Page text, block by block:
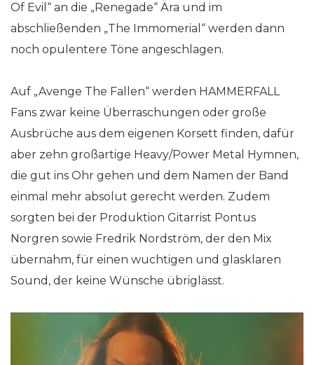
Of Evil“ an die „Renegade“ Ära und im
abschließenden „The Immomerial“ werden dann
noch opulentere Töne angeschlagen.
Auf „Avenge The Fallen“ werden HAMMERFALL
Fans zwar keine Überraschungen oder große
Ausbrüche aus dem eigenen Korsett finden, dafür
aber zehn großartige Heavy/Power Metal Hymnen,
die gut ins Ohr gehen und dem Namen der Band
einmal mehr absolut gerecht werden. Zudem
sorgten bei der Produktion Gitarrist Pontus
Norgren sowie Fredrik Nordström, der den Mix
übernahm, für einen wuchtigen und glasklaren
Sound, der keine Wünsche übriglässt.